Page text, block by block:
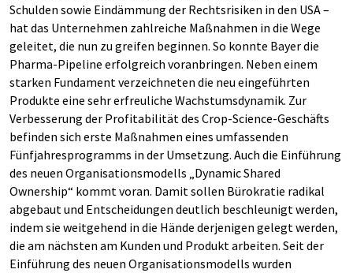
Schulden sowie Eindämmung der Rechtsrisiken in den USA –
hat das Unternehmen zahlreiche Maßnahmen in die Wege
geleitet, die nun zu greifen beginnen. So konnte Bayer die
Pharma-Pipeline erfolgreich voranbringen. Neben einem
starken Fundament verzeichneten die neu eingeführten
Produkte eine sehr erfreuliche Wachstumsdynamik. Zur
Verbesserung der Profitabilität des Crop-Science-Geschäfts
befinden sich erste Maßnahmen eines umfassenden
Fünfjahresprogramms in der Umsetzung. Auch die Einführung
des neuen Organisationsmodells „Dynamic Shared
Ownership“ kommt voran. Damit sollen Bürokratie radikal
abgebaut und Entscheidungen deutlich beschleunigt werden,
indem sie weitgehend in die Hände derjenigen gelegt werden,
die am nächsten am Kunden und Produkt arbeiten. Seit der
Einführung des neuen Organisationsmodells wurden